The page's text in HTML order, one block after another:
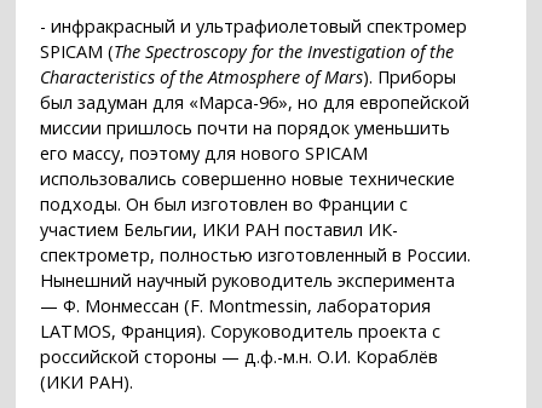
- инфракрасный и ультрафиолетовый спектромер
SPICAM (The Spectroscopy for the Investigation of the
Characteristics of the Atmosphere of Mars). Приборы
был задуман для «Марса-96», но для европейской
миссии пришлось почти на порядок уменьшить
его массу, поэтому для нового SPICAM
использовались совершенно новые технические
подходы. Он был изготовлен во Франции с
участием Бельгии, ИКИ РАН поставил ИК-
спектрометр, полностью изготовленный в России.
Нынешний научный руководитель эксперимента
— Ф. Монмессан (F. Montmessin, лаборатория
LATMOS, Франция). Соруководитель проекта с
российской стороны — д.ф.-м.н. О.И. Кораблёв
(ИКИ РАН).